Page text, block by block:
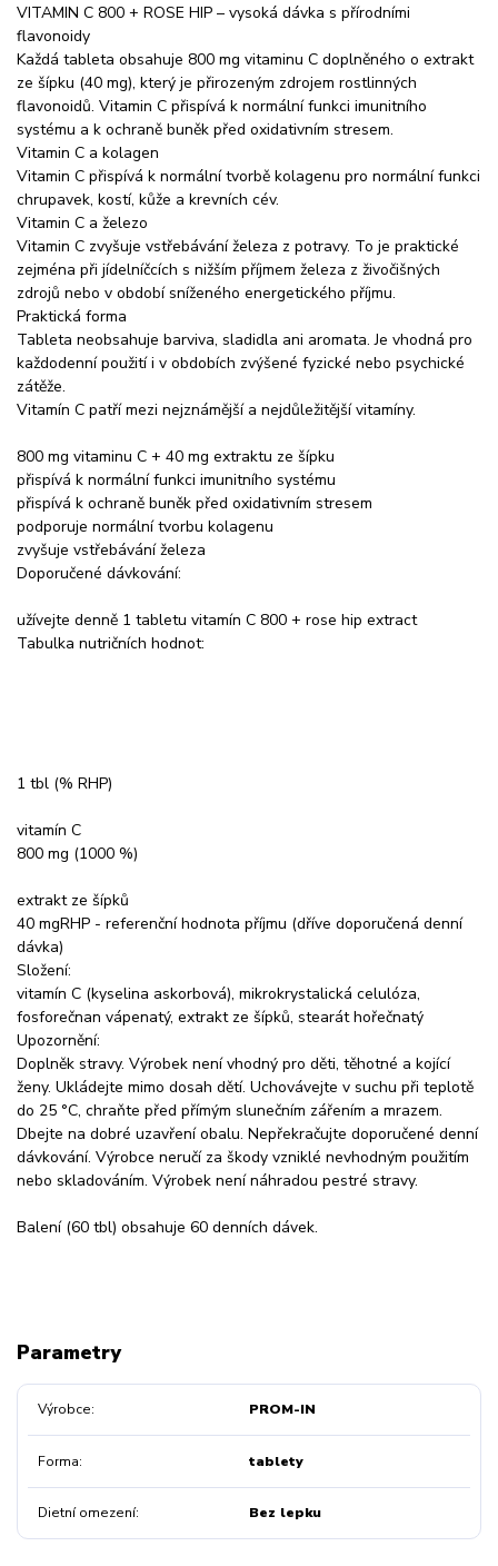
VITAMIN C 800 + ROSE HIP – vysoká dávka s přírodními
flavonoidy
Každá tableta obsahuje 800 mg vitaminu C doplněného o extrakt
ze šípku (40 mg), který je přirozeným zdrojem rostlinných
flavonoidů. Vitamin C přispívá k normální funkci imunitního
systému a k ochraně buněk před oxidativním stresem.
Vitamin C a kolagen
Vitamin C přispívá k normální tvorbě kolagenu pro normální funkci
chrupavek, kostí, kůže a krevních cév.
Vitamin C a železo
Vitamin C zvyšuje vstřebávání železa z potravy. To je praktické
zejména při jídelníčcích s nižším příjmem železa z živočišných
zdrojů nebo v období sníženého energetického příjmu.
Praktická forma
Tableta neobsahuje barviva, sladidla ani aromata. Je vhodná pro
každodenní použití i v obdobích zvýšené fyzické nebo psychické
zátěže.
Vitamín C patří mezi nejznámější a nejdůležitější vitamíny.
800 mg vitaminu C + 40 mg extraktu ze šípku
přispívá k normální funkci imunitního systému
přispívá k ochraně buněk před oxidativním stresem
podporuje normální tvorbu kolagenu
zvyšuje vstřebávání železa
Doporučené dávkování:
užívejte denně 1 tabletu vitamín C 800 + rose hip extract
Tabulka nutričních hodnot:
1 tbl (% RHP)
vitamín C
800 mg (1000 %)
extrakt ze šípků
40 mgRHP - referenční hodnota příjmu (dříve doporučená denní
dávka)
Složení:
vitamín C (kyselina askorbová), mikrokrystalická celulóza,
fosforečnan vápenatý, extrakt ze šípků, stearát hořečnatý
Upozornění:
Doplněk stravy. Výrobek není vhodný pro děti, těhotné a kojící
ženy. Ukládejte mimo dosah dětí. Uchovávejte v suchu při teplotě
do 25 °C, chraňte před přímým slunečním zářením a mrazem.
Dbejte na dobré uzavření obalu. Nepřekračujte doporučené denní
dávkování. Výrobce neručí za škody vzniklé nevhodným použitím
nebo skladováním. Výrobek není náhradou pestré stravy.
Balení (60 tbl) obsahuje 60 denních dávek.
Parametry
Výrobce PROM-IN
Forma tablety
Dietní omezení Bez lepku